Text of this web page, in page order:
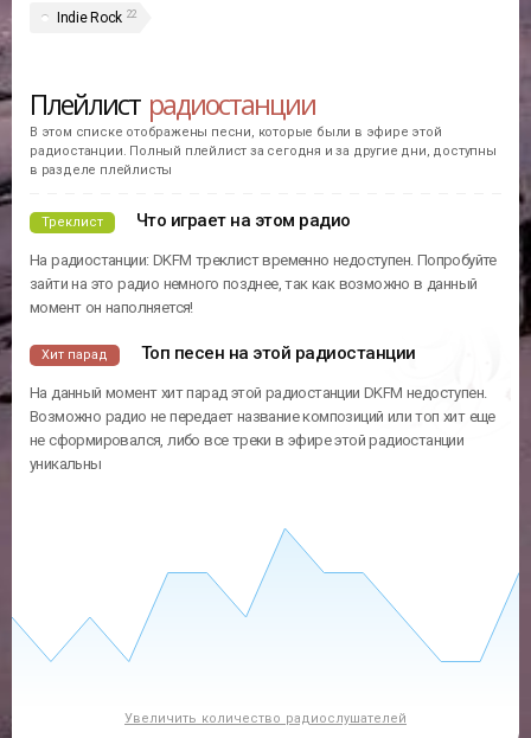
Indie Rock 22
Плейлист радиостанции
В этом списке отображены песни, которые были в эфире этой
радиостанции. Полный плейлист за сегодня и за другие дни, доступны
в разделе плейлисты
Треклист Что играет на этом радио
На радиостанции: DKFM треклист временно недоступен. Попробуйте
зайти на это радио немного позднее, так как возможно в данный
момент он наполняется!
Хит парад Топ песен на этой радиостанции
На данный момент хит парад этой радиостанции DKFM недоступен.
Возможно радио не передает название композиций или топ хит еще
не сформировался, либо все треки в эфире этой радиостанции
уникальны
Увеличить количество радиослушателей